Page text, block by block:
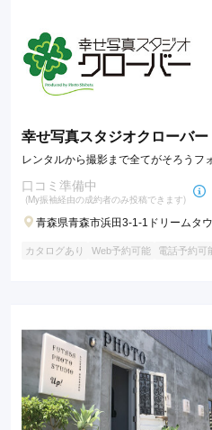
幸せ写真スタジオクローバー
レンタルから撮影まで全てがそろうフ
口コミ準備中
(My振袖経由の成約者のみ投稿できます)
青森県青森市浜田3-1-1ドリームタ
カタログあり Web予約可能 電話予約可